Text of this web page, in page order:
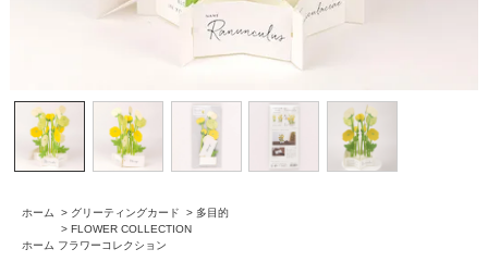
ホーム > グリーティングカード > 多目的
ホーム
> FLOWER COLLECTION
フラワーコレクション